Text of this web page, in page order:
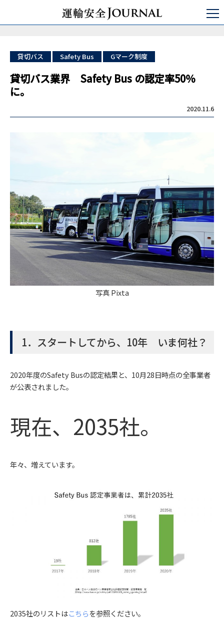
日本の運輸安全
バス/タクシー/トラック
貸切バス業界 Safety Bus の認定率50％に。
貸切バス Safety Bus Gマーク制度
貸切バス業界 Safety Bus の認定率50％
に。
2020.11.6
写真 Pixta
1．スタートしてから、10年 いま何社？
2020年度のSafety Busの認定結果と、10月28日時点の全事業者
が公表されました。
現在、2035社。
年々、増えています。
2035社のリストはこちらを参照ください。